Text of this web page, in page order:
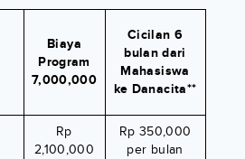
Biaya
Program
7,000,000
Cicilan 6
bulan dari
Mahasiswa
ke Danacita**
Rp
2,100,000
Rp 350,000
per bulan